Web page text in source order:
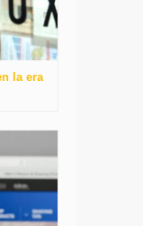
la era